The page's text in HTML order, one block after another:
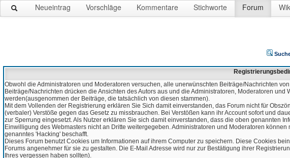
Neueintrag Vorschläge Kommentare Stichworte Forum
Obwohl die Administratoren und Moderatoren versuchen, alle unerwünschten Beiträge/Nachrichten
Beiträge/Nachrichten drücken die Ansichten des Autors aus und die Administratoren, Moderatoren
werden(ausgenommen der Beiträge, die tatsächlich von diesen stammen).
Mit dem Vollenden der Registrierung erklären Sie Sich damit einverstanden, das Forum nicht für
(verbaler) Verstöße gegen das Gesetz zu missbrauchen. Bei Verstößen kann ihr Account sofort und
zur Sperrung eingesetzt. Als Nutzer erklären Sie sich damit einverstanden, dass die oben genannten
Einwilligung des Webmasters nicht an Dritte weitergegeben. Administratoren und Moderatoren
genanntes 'Hacking' beschafft.
Dieses Forum benutzt Cookies um Informationen auf ihrem Computer zu speichern. Diese Cookies
Forums angenehmer für sie zu gestalten. Die E-Mail Adresse wird nur zur Bestätigung ihrer
Ihres vergessen haben sollten).